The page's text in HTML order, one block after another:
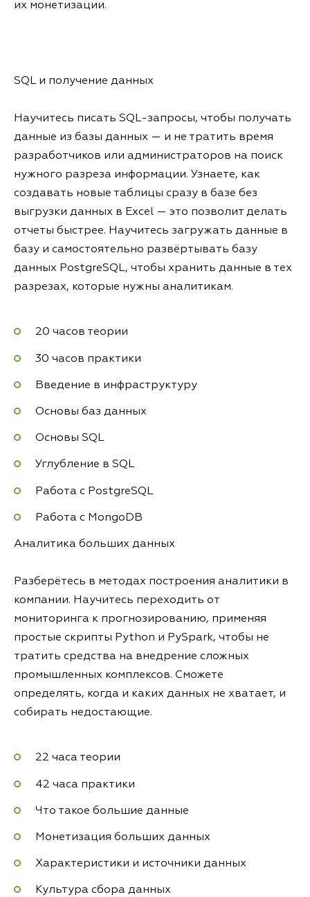
их монетизации.
SQL и получение данных
Научитесь писать SQL-запросы, чтобы получать
данные из базы данных — и не тратить время
разработчиков или администраторов на поиск
нужного разреза информации. Узнаете, как
создавать новые таблицы сразу в базе без
выгрузки данных в Excel — это позволит делать
отчеты быстрее. Научитесь загружать данные в
базу и самостоятельно развёртывать базу
данных PostgreSQL, чтобы хранить данные в тех
разрезах, которые нужны аналитикам.
20 часов теории
30 часов практики
Введение в инфраструктуру
Основы баз данных
Основы SQL
Углубление в SQL
Работа с PostgreSQL
Работа с MongoDB
Аналитика больших данных
Разберётесь в методах построения аналитики в
компании. Научитесь переходить от
мониторинга к прогнозированию, применяя
простые скрипты Python и PySpark, чтобы не
тратить средства на внедрение сложных
промышленных комплексов. Сможете
определять, когда и каких данных не хватает, и
собирать недостающие.
22 часа теории
42 часа практики
Что такое большие данные
Монетизация больших данных
Характеристики и источники данных
Культура сбора данных